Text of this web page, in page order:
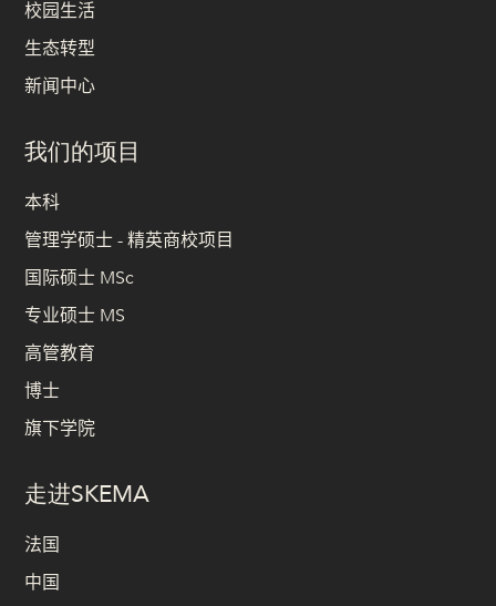
校园生活
生态转型
新闻中心
我们的项目
本科
管理学硕士 - 精英商校项目
国际硕士 MSc
专业硕士 MS
高管教育
博士
旗下学院
走进SKEMA
法国
中国